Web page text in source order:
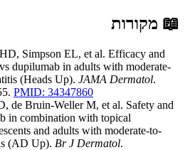
📖 מקורות
Simpson EL, et al. Efficacy and
dupilumab in adults with moderate-
(Heads Up). JAMA Dermatol.
PMID: 34347860
de Bruin-Weller M, et al. Safety and
in combination with topical
and adults with moderate-to-
(AD Up). Br J Dermatol.